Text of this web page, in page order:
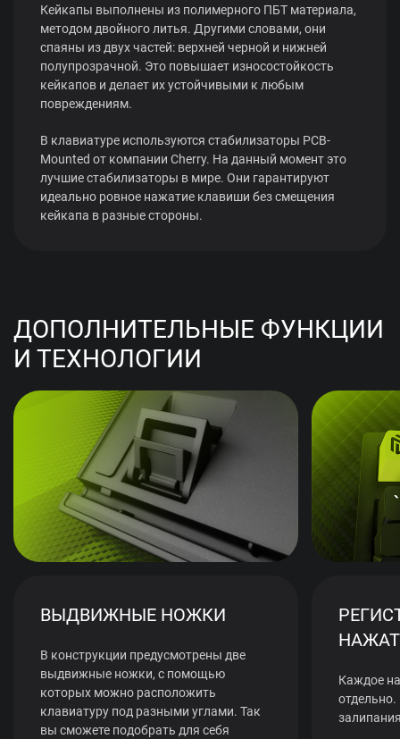
Кейкапы выполнены из полимерного ПБТ материала,
методом двойного литья. Другими словами, они
спаяны из двух частей: верхней черной и нижней
полупрозрачной. Это повышает износостойкость
кейкапов и делает их устойчивыми к любым
повреждениям.
В клавиатуре используются стабилизаторы PCB-
Mounted от компании Cherry. На данный момент это
лучшие стабилизаторы в мире. Они гарантируют
идеально ровное нажатие клавиши без смещения
кейкапа в разные стороны.
ДОПОЛНИТЕЛЬНЫЕ ФУНКЦИИ
И ТЕХНОЛОГИИ
ВЫДВИЖНЫЕ НОЖКИ
В конструкции предусмотрены две
выдвижные ножки, с помощью
которых можно расположить
клавиатуру под разными углами. Так
вы сможете подобрать для себя
Каждое